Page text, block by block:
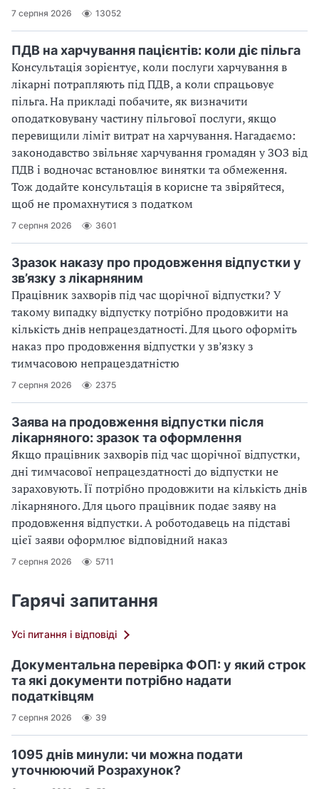
7 серпня 2026 13052
ПДВ на харчування пацієнтів: коли діє пільга
Консультація зорієнтує, коли послуги харчування в
лікарні потрапляють під ПДВ, а коли спрацьовує
пільга. На прикладі побачите, як визначити
оподатковувану частину пільгової послуги, якщо
перевищили ліміт витрат на харчування. Нагадаємо:
законодавство звільняє харчування громадян у ЗОЗ від
ПДВ і водночас встановлює винятки та обмеження.
Тож додайте консультація в корисне та звіряйтеся,
щоб не промахнутися з податком
7 серпня 2026 3601
Зразок наказу про продовження відпустки у
зв’язку з лікарняним
Працівник захворів під час щорічної відпустки? У
такому випадку відпустку потрібно продовжити на
кількість днів непрацездатності. Для цього оформіть
наказ про продовження відпустки у зв’язку з
тимчасовою непрацездатністю
7 серпня 2026 2375
Заява на продовження відпустки після
лікарняного: зразок та оформлення
Якщо працівник захворів під час щорічної відпустки,
дні тимчасової непрацездатності до відпустки не
зараховують. Її потрібно продовжити на кількість днів
лікарняного. Для цього працівник подає заяву на
продовження відпустки. А роботодавець на підставі
цієї заяви оформлює відповідний наказ
7 серпня 2026 5711
Гарячі запитання
Усі питання і відповіді
Документальна перевірка ФОП: у який строк
та які документи потрібно надати
податківцям
7 серпня 2026 39
1095 днів минули: чи можна подати
уточнюючий Розрахунок?